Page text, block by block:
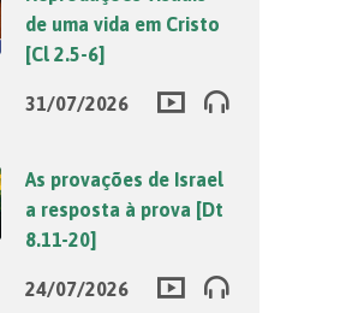
de uma vida em Cristo
[Cl 2.5-6]
31/07/2026
As provações de Israel
a resposta à prova [Dt
8.11-20]
24/07/2026